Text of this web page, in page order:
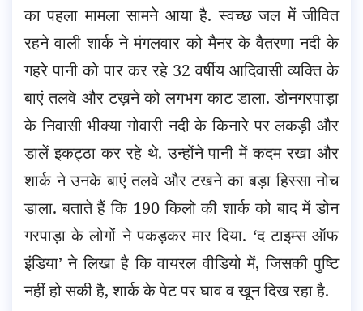
का पहला मामला सामने आया है. स्वच्छ जल में जीवित
रहने वाली शार्क ने मंगलवार को मैनर के वैतरणा नदी के
गहरे पानी को पार कर रहे 32 वर्षीय आदिवासी व्यक्ति के
बाएं तलवे और टख़ने को लगभग काट डाला. डोनगरपाड़ा
के निवासी भीक्या गोवारी नदी के किनारे पर लकड़ी और
डालें इकट्ठा कर रहे थे. उन्होंने पानी में कदम रखा और
शार्क ने उनके बाएं तलवे और टखने का बड़ा हिस्सा नोच
डाला. बताते हैं कि 190 किलो की शार्क को बाद में डोन
गरपाड़ा के लोगों ने पकड़कर मार दिया. ‘द टाइम्स ऑफ
इंडिया’ ने लिखा है कि वायरल वीडियो में, जिसकी पुष्टि
नहीं हो सकी है, शार्क के पेट पर घाव व खून दिख रहा है.